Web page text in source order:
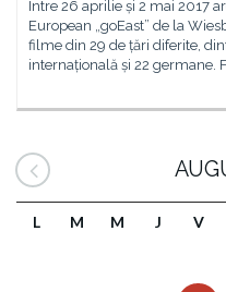
Între 26 aprilie și 2 mai 2017
European „goEast” de la
filme din 29 de țări diferite,
internațională și 22 germane.
L M M J V